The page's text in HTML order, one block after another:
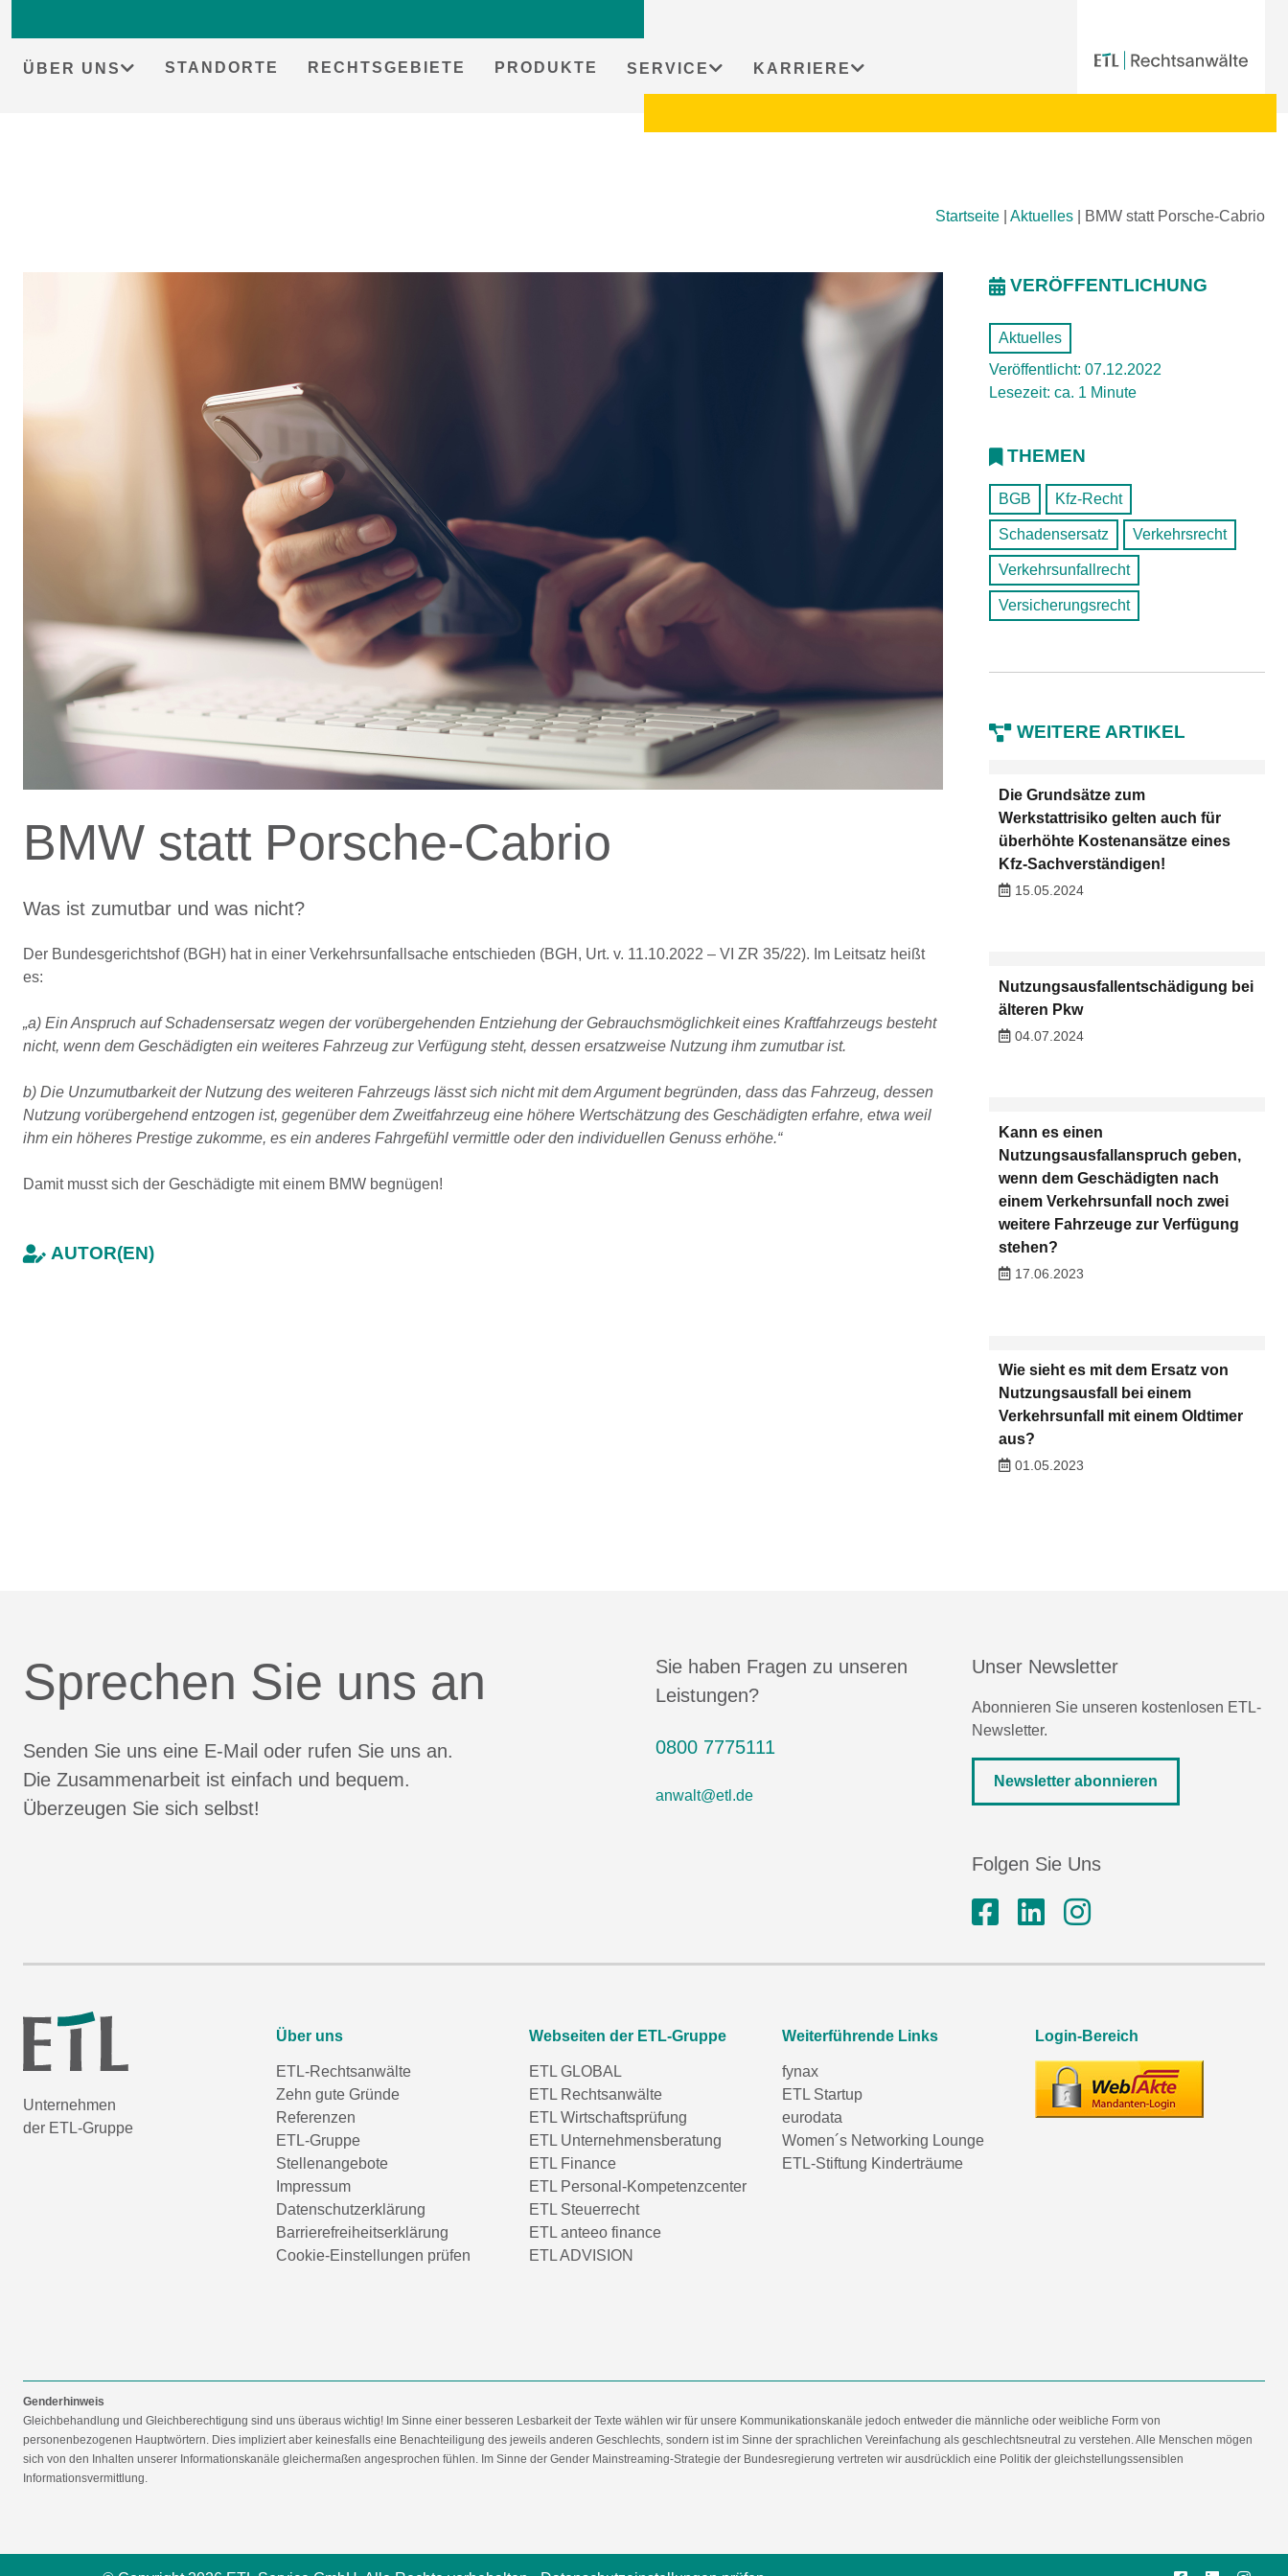
ÜBER UNS STANDORTE RECHTSGEBIETE PRODUKTE SERVICE KARRIERE
Startseite Aktuelles BMW statt Porsche-Cabrio
BMW statt Porsche-Cabrio
Was ist zumutbar und was nicht?
Der Bundesgerichtshof (BGH) hat in einer Verkehrsunfallsache entschieden (BGH, Urt. v. 11.10.2022 – VI ZR 35/22). Im Leitsatz heißt
es:
„a) Ein Anspruch auf Schadensersatz wegen der vorübergehenden Entziehung der Gebrauchsmöglichkeit eines Kraftfahrzeugs besteht
nicht, wenn dem Geschädigten ein weiteres Fahrzeug zur Verfügung steht, dessen ersatzweise Nutzung ihm zumutbar ist.
b) Die Unzumutbarkeit der Nutzung des weiteren Fahrzeugs lässt sich nicht mit dem Argument begründen, dass das Fahrzeug, dessen
Nutzung vorübergehend entzogen ist, gegenüber dem Zweitfahrzeug eine höhere Wertschätzung des Geschädigten erfahre, etwa weil
ihm ein höheres Prestige zukomme, es ein anderes Fahrgefühl vermittle oder den individuellen Genuss erhöhe.“
Damit musst sich der Geschädigte mit einem BMW begnügen!
AUTOR(EN)
VERÖFFENTLICHUNG
Aktuelles
Veröffentlicht: 07.12.2022
Lesezeit: ca. 1 Minute
THEMEN
BGB Kfz-Recht
Schadensersatz Verkehrsrecht
Verkehrsunfallrecht
Versicherungsrecht
WEITERE ARTIKEL
Die Grundsätze zum
Werkstattrisiko gelten auch für
überhöhte Kostenansätze eines
Kfz-Sachverständigen!
15.05.2024
Nutzungsausfallentschädigung bei
älteren Pkw
04.07.2024
Kann es einen
Nutzungsausfallanspruch geben,
wenn dem Geschädigten nach
einem Verkehrsunfall noch zwei
weitere Fahrzeuge zur Verfügung
stehen?
17.06.2023
Wie sieht es mit dem Ersatz von
Nutzungsausfall bei einem
Verkehrsunfall mit einem Oldtimer
aus?
01.05.2023
Sprechen Sie uns an
Senden Sie uns eine E-Mail oder rufen Sie uns an.
Die Zusammenarbeit ist einfach und bequem.
Überzeugen Sie sich selbst!
Sie haben Fragen zu unseren
Leistungen?
0800 7775111
anwalt@etl.de
Unser Newsletter
Abonnieren Sie unseren kostenlosen ETL-
Newsletter.
Newsletter abonnieren
Folgen Sie Uns
Unternehmen
der ETL-Gruppe
Über uns
ETL-Rechtsanwälte
Zehn gute Gründe
Referenzen
ETL-Gruppe
Stellenangebote
Impressum
Datenschutzerklärung
Barrierefreiheitserklärung
Cookie-Einstellungen prüfen
Webseiten der ETL-Gruppe
ETL GLOBAL
ETL Rechtsanwälte
ETL Wirtschaftsprüfung
ETL Unternehmensberatung
ETL Finance
ETL Personal-Kompetenzcenter
ETL Steuerrecht
ETL anteeo finance
ETL ADVISION
Weiterführende Links
fynax
ETL Startup
eurodata
Women´s Networking Lounge
ETL-Stiftung Kinderträume
Login-Bereich
Genderhinweis
Gleichbehandlung und Gleichberechtigung sind uns überaus wichtig! Im Sinne einer besseren Lesbarkeit der Texte wählen wir für unsere Kommunikationskanäle jedoch entweder die männliche oder weibliche Form von
personenbezogenen Hauptwörtern. Dies impliziert aber keinesfalls eine Benachteiligung des jeweils anderen Geschlechts, sondern ist im Sinne der sprachlichen Vereinfachung als geschlechtsneutral zu verstehen. Alle Menschen mögen
sich von den Inhalten unserer Informationskanäle gleichermaßen angesprochen fühlen. Im Sinne der Gender Mainstreaming-Strategie der Bundesregierung vertreten wir ausdrücklich eine Politik der gleichstellungssensiblen
Informationsvermittlung.